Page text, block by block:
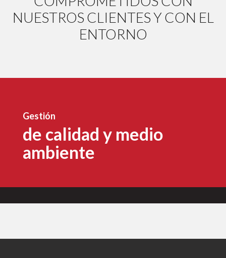
NUESTROS CLIENTES Y CON EL
ENTORNO
Gestión
de calidad y medio
ambiente